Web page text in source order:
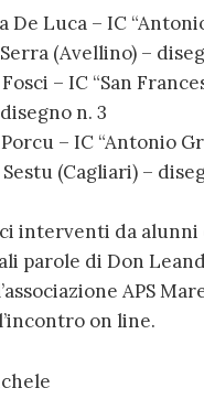
De Luca – IC
(Avellino) –
– IC “San
n. 3
– IC “Antonio
(Cagliari) –
interventi da alunni
parole di Don
APS
on line.